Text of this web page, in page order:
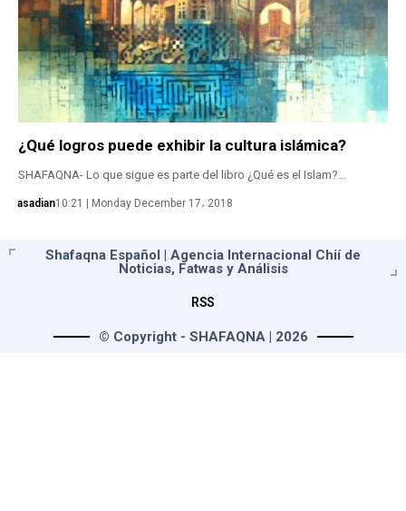
¿Qué logros puede exhibir la cultura islámica?
SHAFAQNA- Lo que sigue es parte del libro ¿Qué es el Islam?…
asadian10:21 | Monday December 17، 2018
Shafaqna Español | Agencia Internacional Chií de
Noticias, Fatwas y Análisis
RSS
© Copyright - SHAFAQNA | 2026